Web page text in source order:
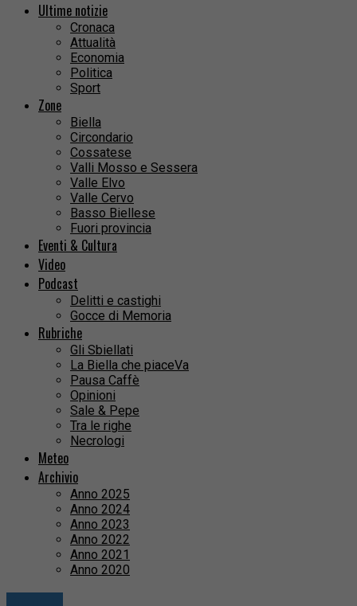
Ultime notizie
Cronaca
Attualità
Economia
Politica
Sport
Zone
Biella
Circondario
Cossatese
Valli Mosso e Sessera
Valle Elvo
Valle Cervo
Basso Biellese
Fuori provincia
Eventi & Cultura
Video
Podcast
Delitti e castighi
Gocce di Memoria
Rubriche
Gli Sbiellati
La Biella che piaceVa
Pausa Caffè
Opinioni
Sale & Pepe
Tra le righe
Necrologi
Meteo
Archivio
Anno 2025
Anno 2024
Anno 2023
Anno 2022
Anno 2021
Anno 2020